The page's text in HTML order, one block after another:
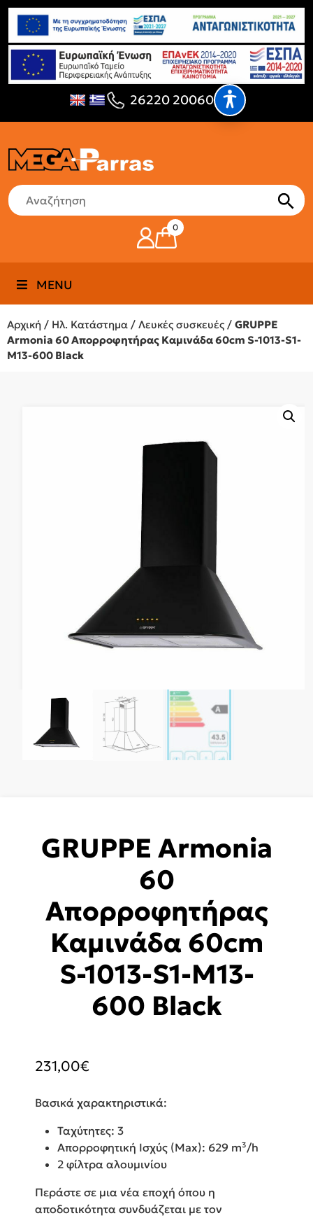
26220 20060
0
MENU
Αρχική / Ηλ. Κατάστημα / Λευκές συσκευές / GRUPPE
Armonia 60 Απορροφητήρας Καμινάδα 60cm S-1013-S1-
M13-600 Black
GRUPPE Armonia
60
Απορροφητήρας
Καμινάδα 60cm
S-1013-S1-M13-
600 Black
231,00€
Βασικά χαρακτηριστικά:
Ταχύτητες: 3
Απορροφητική Ισχύς (Max): 629 m³/h
2 φίλτρα αλουμινίου
Περάστε σε μια νέα εποχή όπου η
αποδοτικότητα συνδυάζεται με τον